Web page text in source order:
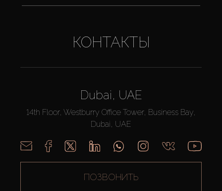
КОНТАКТЫ
Dubai, UAE
14th Floor, Westburry Office Tower, Business Bay,
Dubai, UAE
ПОЗВОНИТЬ